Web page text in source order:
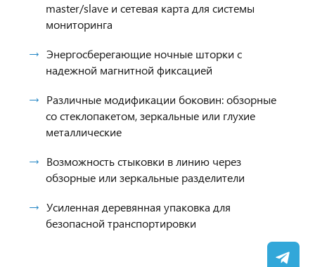
master/slave и сетевая карта для системы
мониторинга
Энергосберегающие ночные шторки с
надежной магнитной фиксацией
Различные модификации боковин: обзорные
со стеклопакетом, зеркальные или глухие
металлические
Возможность стыковки в линию через
обзорные или зеркальные разделители
Усиленная деревянная упаковка для
безопасной транспортировки